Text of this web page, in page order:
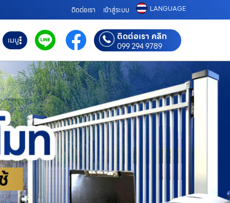
ติดต่อเรา เข้าสู่ระบบ LANGUAGE
เมนู ติดต่อเรา คลิก
099 294 9789